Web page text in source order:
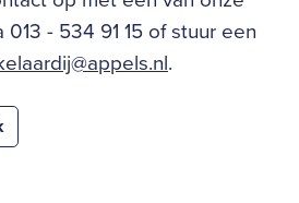
013 - 534 91 15 of stuur een
.